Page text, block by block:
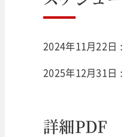
2024年11月22日
2025年12月31日
詳細PDF